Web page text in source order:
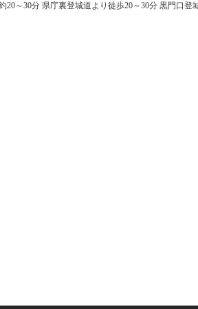
～30分 県庁裏登城道より徒歩20～30分 黒門口登